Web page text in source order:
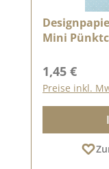
Mini
Regulärer
1,45 €
Preise inkl.